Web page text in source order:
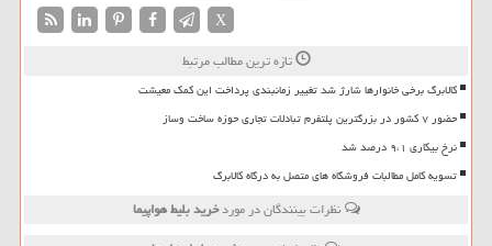
X
تازه ترین مطالب مرتبط
کالابرگ برخی خانوارها شارژ شد تغییر زمانبندی پرداخت این کمک معیشت
حضور ۷ کشور در بزرگترین پلتفرم تبادلات تجاری حوزه ساخت وساز
نرخ بیکاری ۹،۱ درصد شد
تسویه کامل مطالبات فروشگاه های متصل به درگاه کالابرگ
نظرات بینندگان در موردخرید بلیط هواپیما